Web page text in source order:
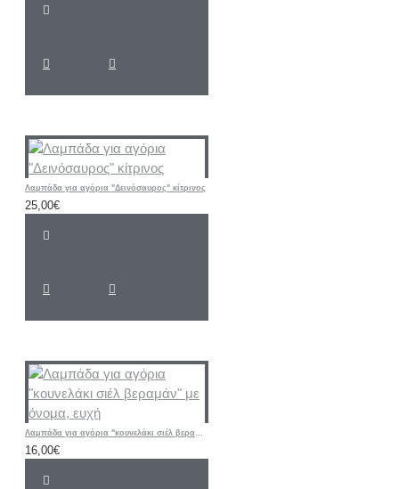
Λαμπάδα για αγόρια "Δεινόσαυρος" κίτρινος
25,00€
Λαμπάδα για αγόρια "κουνελάκι σιέλ βεραμάν" με όνομα, ευχή
16,00€